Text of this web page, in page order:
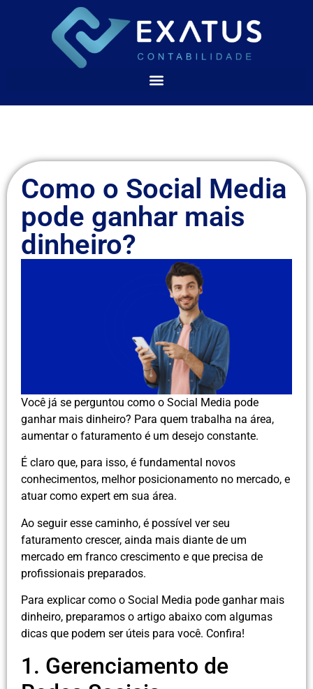
Como o Social Media
pode ganhar mais
dinheiro?
Você já se perguntou como o Social Media pode
ganhar mais dinheiro? Para quem trabalha na área,
aumentar o faturamento é um desejo constante.
É claro que, para isso, é fundamental novos
conhecimentos, melhor posicionamento no mercado, e
atuar como expert em sua área.
Ao seguir esse caminho, é possível ver seu
faturamento crescer, ainda mais diante de um
mercado em franco crescimento e que precisa de
profissionais preparados.
Para explicar como o Social Media pode ganhar mais
dinheiro, preparamos o artigo abaixo com algumas
dicas que podem ser úteis para você. Confira!
1. Gerenciamento de